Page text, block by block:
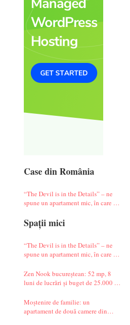
Case din România
“The Devil is in the Details” – ne
spune un apartament mic, în care te
Spații mici
“The Devil is in the Details” – ne
spune un apartament mic, în care te
Zen Nook bucureștean: 52 mp, 8
luni de lucrări și buget de 25.000 de
Moștenire de familie: un
apartament de două camere din